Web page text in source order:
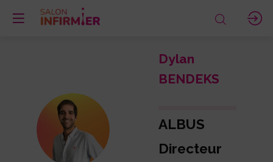
DB
Dylan
BENDEKS
ALBUS
Directeur